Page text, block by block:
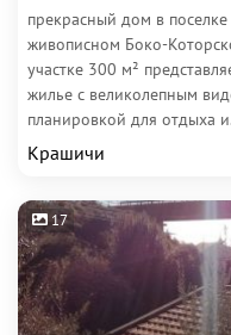
прекрасный дом в
живописном Боко-
участке 300 м²
жилье с великолепным
планировкой для отдыха
Крашичи
17